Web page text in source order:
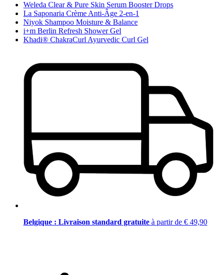
Weleda Clear & Pure Skin Serum Booster Drops
La Saponaria Crème Anti-Âge 2-en-1
Niyok Shampoo Moisture & Balance
i+m Berlin Refresh Shower Gel
Khadi® ChakraCurl Ayurvedic Curl Gel
Belgique : Livraison standard gratuite à partir de € 49,90